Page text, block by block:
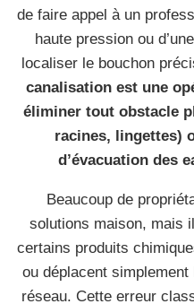
de faire appel à un
haute pression ou
localiser le bouchon
canalisation est une
éliminer tout obstacle
racines, lingettes)
d’évacuation des
Beaucoup de
solutions maison, mais
certains produits
ou déplacent
réseau. Cette erreur